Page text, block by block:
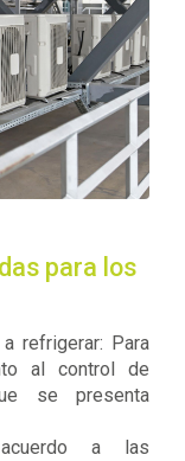
para los
refrigerar: Para
al control de
se presenta
a las